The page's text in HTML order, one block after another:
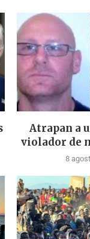
Atrapan a
violador de
8